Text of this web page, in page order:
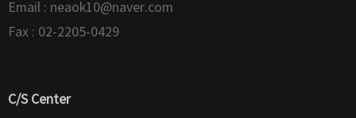
Email : neaok10@naver.com
Fax : 02-2205-0429
C/S Center